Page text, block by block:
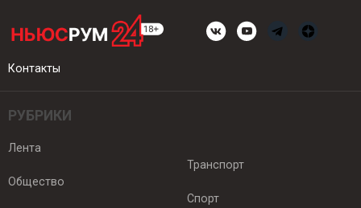
Контакты
РУБРИКИ
Лента
Общество
Транспорт
Спорт